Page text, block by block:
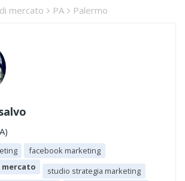
mercato PA Palermo
facebook marketing
mercato
studio strategia marketing